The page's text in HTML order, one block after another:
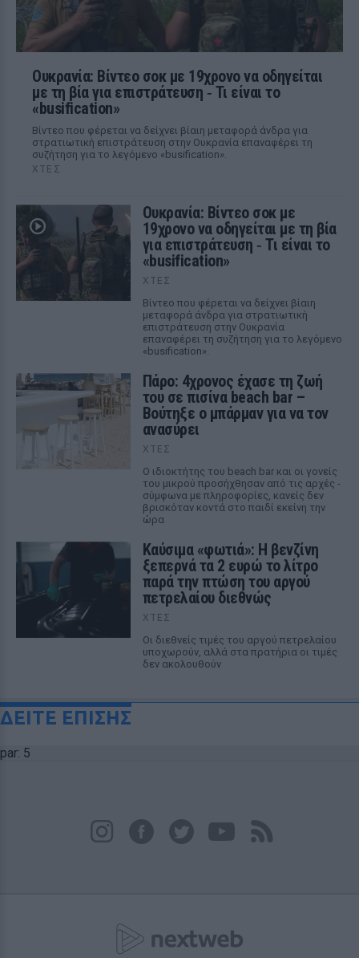
Ουκρανία: Βίντεο σοκ με 19χρονο να οδηγείται
με τη βία για επιστράτευση ‑ Τι είναι το
«busification»
Βίντεο που φέρεται να δείχνει βίαιη μεταφορά άνδρα για
στρατιωτική επιστράτευση στην Ουκρανία επαναφέρει τη
συζήτηση για το λεγόμενο «busification».
ΧΤΕΣ
Ουκρανία: Βίντεο σοκ με
19χρονο να οδηγείται με τη βία
για επιστράτευση ‑ Τι είναι το
«busification»
ΧΤΕΣ
Βίντεο που φέρεται να δείχνει βίαιη
μεταφορά άνδρα για στρατιωτική
επιστράτευση στην Ουκρανία
επαναφέρει τη συζήτηση για το λεγόμενο
«busification».
Πάρο: 4χρονος έχασε τη ζωή
του σε πισίνα beach bar –
Βούτηξε ο μπάρμαν για να τον
ανασύρει
ΧΤΕΣ
Ο ιδιοκτήτης του beach bar και οι γονείς
του μικρού προσήχθησαν από τις αρχές -
σύμφωνα με πληροφορίες, κανείς δεν
βρισκόταν κοντά στο παιδί εκείνη την
ώρα
Καύσιμα «φωτιά»: Η βενζίνη
ξεπερνά τα 2 ευρώ το λίτρο
παρά την πτώση του αργού
πετρελαίου διεθνώς
ΧΤΕΣ
Οι διεθνείς τιμές του αργού πετρελαίου
υποχωρούν, αλλά στα πρατήρια οι τιμές
δεν ακολουθούν
ΔΕΙΤΕ ΕΠΙΣΗΣ
par: 5